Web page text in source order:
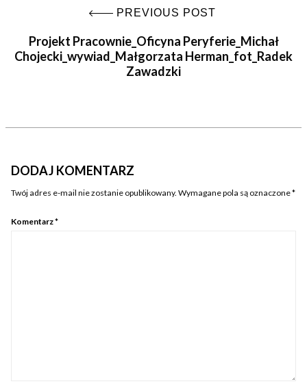
PREVIOUS POST
Projekt Pracownie_Oficyna Peryferie_Michał
Chojecki_wywiad_Małgorzata Herman_fot_Radek
Zawadzki
DODAJ KOMENTARZ
Twój adres e-mail nie zostanie opublikowany. Wymagane pola są oznaczone*
Komentarz*